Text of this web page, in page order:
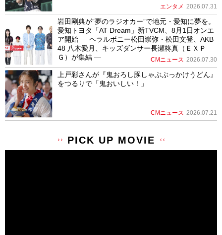
エンタメ 2026.07.31
岩田剛典が”夢のラジオカー”で地元・愛知に夢を。
愛知トヨタ「AT Dream」新TVCM、8月1日オンエ
ア開始 ― ヘラルボニー松田崇弥・松田文登、AKB
48 八木愛月、キッズダンサー長瀬柊真（ＥＸＰ
Ｇ）が集結 ―
CMニュース 2026.07.30
上戸彩さんが『鬼おろし豚しゃぶぶっかけうどん』
をつるりで「鬼おいしい！」
CMニュース 2026.07.21
PICK UP MOVIE